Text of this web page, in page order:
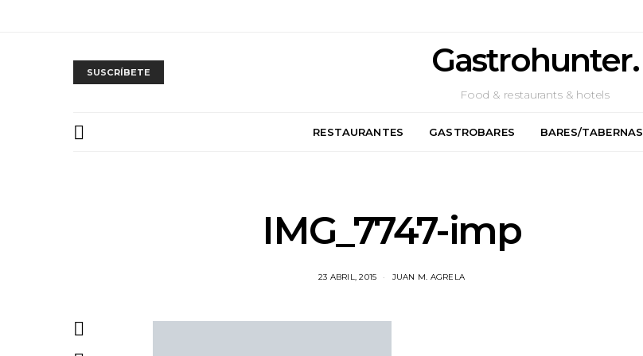
SUSCRÍBETE Gastrohunter.
Food & restaurants & hotels
RESTAURANTES GASTROBARES BARES/TABERNAS
IMG_7747-imp
23 ABRIL, 2015 JUAN M. AGRELA